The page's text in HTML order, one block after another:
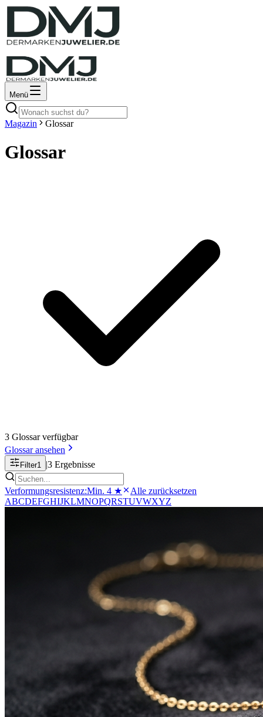
Menü
Magazin Glossar
Glossar
3 Glossarverfügbar
Glossaransehen
Filter1 |3 Ergebnisse
Verformungsresistenz:Min. 4 ★
Alle zurücksetzen
ABCDEFGHIJKLMNOPQRSTUVWXYZ